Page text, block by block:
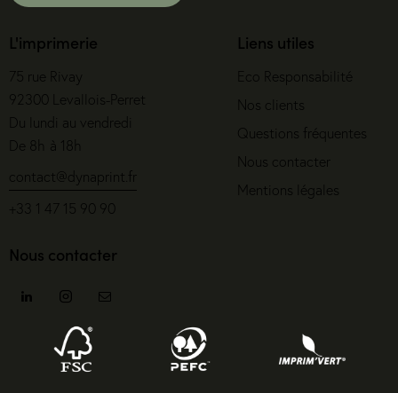
L'imprimerie
75 rue Rivay
92300 Levallois-Perret
Du lundi au vendredi
De 8h à 18h
contact@dynaprint.fr
+33 1 47 15 90 90
Liens utiles
Eco Responsabilité
Nos clients
Questions fréquentes
Nous contacter
Mentions légales
Nous contacter